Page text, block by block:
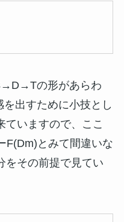
の形があらわ
出すために小技とし
いますので、ここ
F(Dm)とみて間違いな
をその前提で見てい